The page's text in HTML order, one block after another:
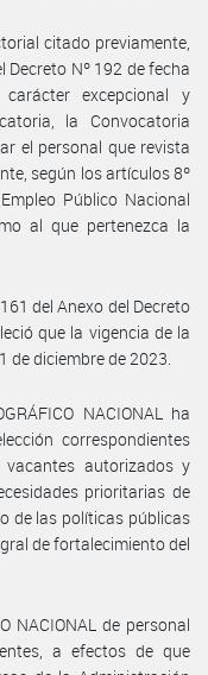
citado previamente,
Nº 192 de fecha
excepcional y
la Convocatoria
el personal que revista
según los artículos 8º
Público Nacional
al que pertenezca la
del Anexo del Decreto
que la vigencia de la
diciembre de 2023.
NACIONAL ha
correspondientes
autorizados y
prioritarias de
de las políticas públicas
de fortalecimiento del
NACIONAL de personal
a efectos de que